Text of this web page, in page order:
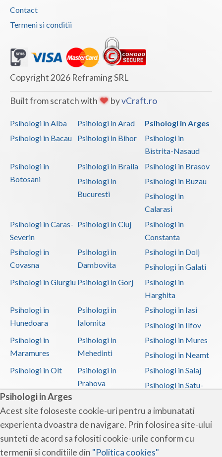
Psihologi in Arges
Acest site foloseste cookie-uri pentru a imbunatati
experienta dvoastra de navigare. Prin folosirea site-ului
sunteti de acord sa folositi cookie-urile conform cu
termenii si conditiile din "Politica cookies"
Valcea
Vaslui
Vrancea
Contact
Termeni si conditii
Copyright 2026 Reframing SRL
Built from scratch with byvCraft.ro
Psihologi in Alba Psihologi in Arad
Psihologi in Arges
Psihologi in Bacau
Psihologi in Bihor
Psihologi in
Bistrita-Nasaud
Psihologi in
Botosani
Psihologi in Braila
Psihologi in Brasov
Psihologi in
Bucuresti
Psihologi in Buzau
Psihologi in
Calarasi
Psihologi in Caras-
Severin
Psihologi in Cluj
Psihologi in
Constanta
Psihologi in
Covasna
Psihologi in
Dambovita
Psihologi in Dolj
Psihologi in Galati
Psihologi in Giurgiu Psihologi in Gorj
Psihologi in
Harghita
Psihologi in
Hunedoara
Psihologi in
Ialomita
Psihologi in Iasi
Psihologi in Ilfov
Psihologi in
Maramures
Psihologi in
Mehedinti
Psihologi in Mures
Psihologi in Neamt
Psihologi in Olt
Psihologi in
Prahova
Psihologi in Salaj
Psihologi in Satu-
Psihologi in Sibiu
Psihologi in
Suceava
Psihologi in
Teleorman
Psihologi in Timis
Psihologi in Tulcea Psihologi in Valcea